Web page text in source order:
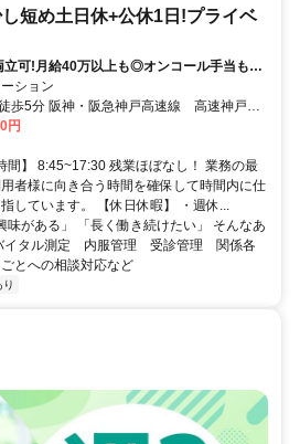
短め土日休+公休1日!プライベ
立可!月給40万以上も◎オンコール手当も充
ション
円
間】 8:45~17:30 残業ほぼなし！ 業務の最
者様に向き合う時間を確保して時間内に仕
しています。 【休日休暇】 ・週休...
味がある」 「長く働き続けたい」 そんなあ
イタル測定 内服管理 受診管理 関係各
とへの相談対応など
り